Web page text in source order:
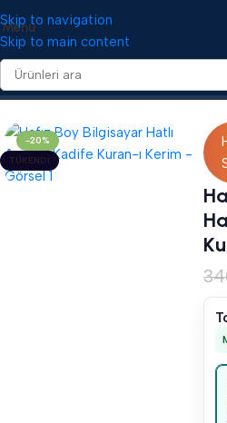
Skip to navigation
Skip to main content
Menü
Ana Sayfa/Kuranı Kerim/Kadife
-20%
TÜKENDI